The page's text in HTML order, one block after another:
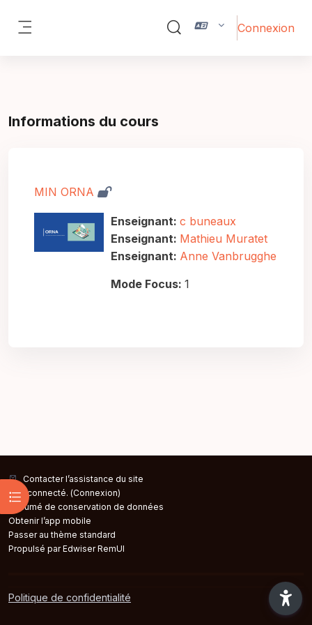
Activer/désactiver la saisie
Connexion
Ouvrir l’index du cours
Informations du cours
MIN ORNA
Enseignant: c buneaux
Enseignant: Mathieu Muratet
Enseignant: Anne Vanbrugghe
Mode Focus: 1
Contacter l’assistance du site
Non connecté. (Connexion)
Résumé de conservation de données
Obtenir l’app mobile
Passer au thème standard
Propulsé par Edwiser RemUI
Politique de confidentialité